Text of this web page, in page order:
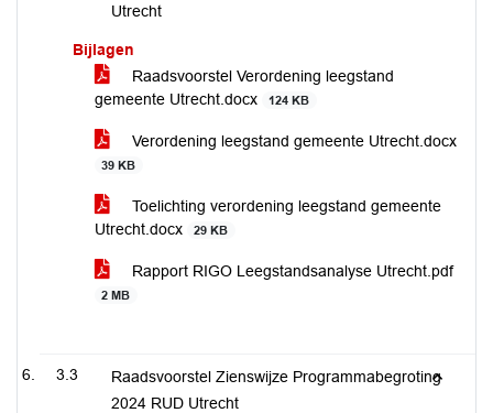
Utrecht
Bijlagen
Raadsvoorstel Verordening leegstand
gemeente Utrecht.docx
124 KB
Verordening leegstand gemeente Utrecht.docx
39 KB
Toelichting verordening leegstand gemeente
Utrecht.docx
29 KB
Rapport RIGO Leegstandsanalyse Utrecht.pdf
2 MB
3.3
Raadsvoorstel Zienswijze Programmabegroting
2024 RUD Utrecht